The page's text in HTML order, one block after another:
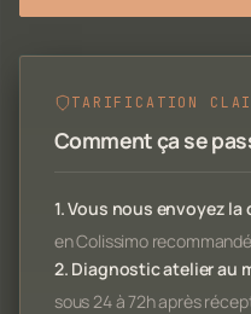
TARIFICATION
Comment ça se
1. Vous nous envoyez
en Colissimo
2. Diagnostic atelier au
sous 24 à 72h après